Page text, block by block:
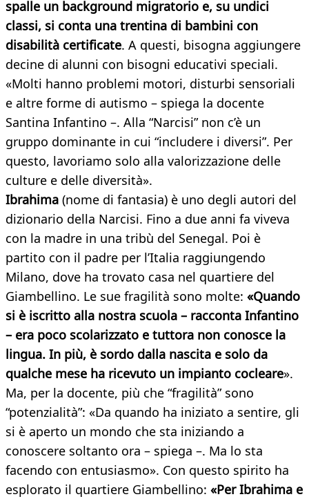
spalle un background migratorio e, su undici
classi, si conta una trentina di bambini con
disabilità certificate. A questi, bisogna aggiungere
decine di alunni con bisogni educativi speciali.
«Molti hanno problemi motori, disturbi sensoriali
e altre forme di autismo – spiega la docente
Santina Infantino –. Alla “Narcisi” non c’è un
gruppo dominante in cui “includere i diversi”. Per
questo, lavoriamo solo alla valorizzazione delle
culture e delle diversità».
Ibrahima (nome di fantasia) è uno degli autori del
dizionario della Narcisi. Fino a due anni fa viveva
con la madre in una tribù del Senegal. Poi è
partito con il padre per l’Italia raggiungendo
Milano, dove ha trovato casa nel quartiere del
Giambellino. Le sue fragilità sono molte: «Quando
si è iscritto alla nostra scuola – racconta Infantino
– era poco scolarizzato e tuttora non conosce la
lingua. In più, è sordo dalla nascita e solo da
qualche mese ha ricevuto un impianto cocleare».
Ma, per la docente, più che “fragilità” sono
“potenzialità”: «Da quando ha iniziato a sentire, gli
si è aperto un mondo che sta iniziando a
conoscere soltanto ora – spiega –. Ma lo sta
facendo con entusiasmo». Con questo spirito ha
esplorato il quartiere Giambellino: «Per Ibrahima e